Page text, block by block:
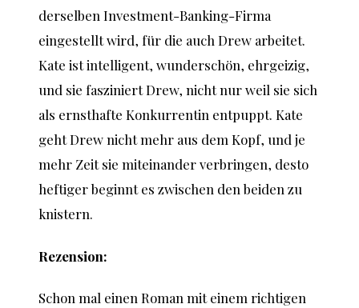
derselben Investment-Banking-Firma
eingestellt wird, für die auch Drew arbeitet.
Kate ist intelligent, wunderschön, ehrgeizig,
und sie fasziniert Drew, nicht nur weil sie sich
als ernsthafte Konkurrentin entpuppt. Kate
geht Drew nicht mehr aus dem Kopf, und je
mehr Zeit sie miteinander verbringen, desto
heftiger beginnt es zwischen den beiden zu
knistern.
Rezension:
Schon mal einen Roman mit einem richtigen